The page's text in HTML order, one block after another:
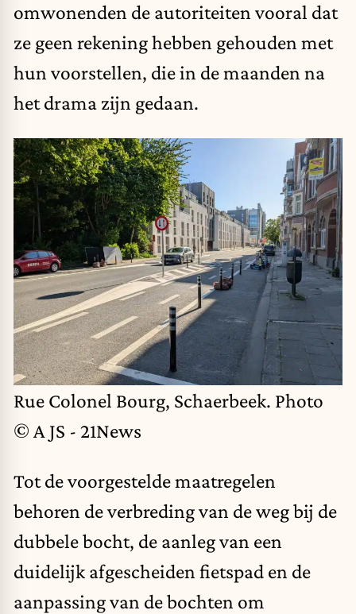
omwonenden de autoriteiten vooral dat
ze geen rekening hebben gehouden met
hun voorstellen, die in de maanden na
het drama zijn gedaan.
Rue Colonel Bourg, Schaerbeek. Photo
© A JS - 21News
Tot de voorgestelde maatregelen
behoren de verbreding van de weg bij de
dubbele bocht, de aanleg van een
duidelijk afgescheiden fietspad en de
aanpassing van de bochten om